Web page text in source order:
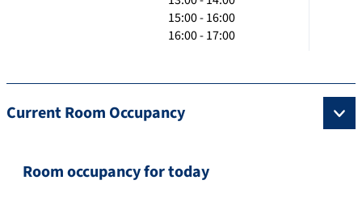
15:00 - 16:00
16:00 - 17:00
Current Room Occupancy
Room occupancy for today